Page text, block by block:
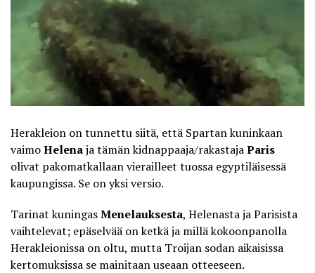
Herakleion on tunnettu siitä, että Spartan kuninkaan
vaimoHelenaja tämän kidnappaaja/rakastajaParis
olivat pakomatkallaan vierailleet tuossa egyptiläisessä
kaupungissa. Se on yksi versio.
Tarinat kuningasMenelauksesta, Helenasta ja Parisista
vaihtelevat; epäselvää on ketkä ja millä kokoonpanolla
Herakleionissa on oltu, mutta Troijan sodan aikaisissa
kertomuksissa se mainitaan useaan otteeseen.